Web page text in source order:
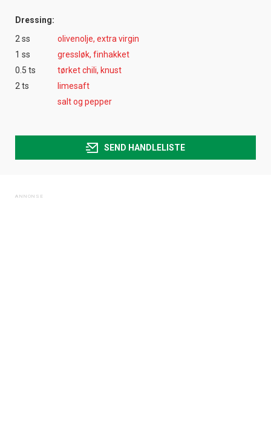
Dressing:
2 ss
olivenolje, extra virgin
1 ss
gressløk, finhakket
0.5 ts
tørket chili, knust
2 ts
limesaft
salt og pepper
SEND HANDLELISTE